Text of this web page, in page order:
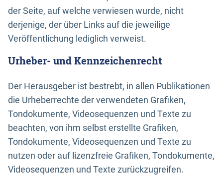
der Seite, auf welche verwiesen wurde, nicht
derjenige, der über Links auf die jeweilige
Veröffentlichung lediglich verweist.
Urheber- und Kennzeichenrecht
Der Herausgeber ist bestrebt, in allen Publikationen
die Urheberrechte der verwendeten Grafiken,
Tondokumente, Videosequenzen und Texte zu
beachten, von ihm selbst erstellte Grafiken,
Tondokumente, Videosequenzen und Texte zu
nutzen oder auf lizenzfreie Grafiken, Tondokumente,
Videosequenzen und Texte zurückzugreifen.